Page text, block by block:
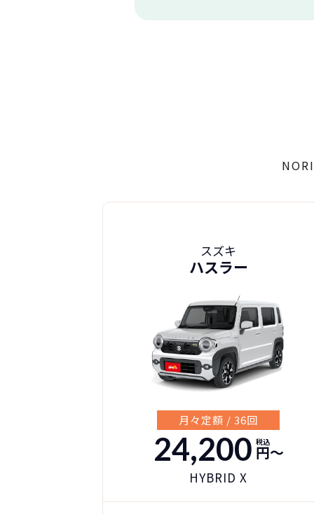
スズキ
ハスラー
月々定額 / 36回
24,200 税込
円〜
HYBRID X